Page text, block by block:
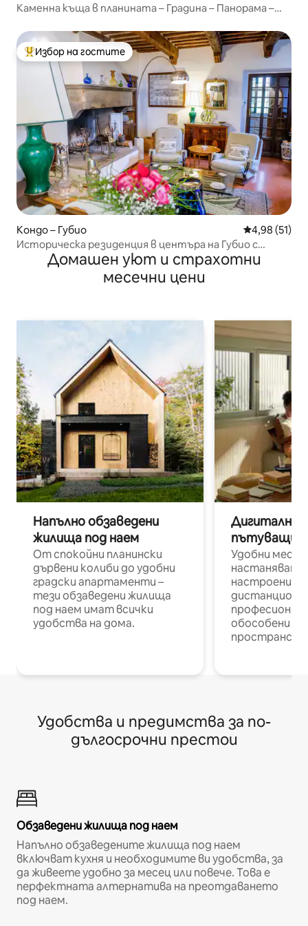
Каменна къща в планината – Градина – Панорама –
Най-популярен избор на гостите
Избор на гостите
Кондо – Губио Средна
4,98 (51)
Историческа резиденция в центъра на Губио с
изглед към хълмовете
Домашен уют и страхотни
месечни цени
Напълно обзаведени
жилища под наем
От спокойни планински
дървени колиби до удобни
градски апартаменти –
тези обзаведени жилища
под наем имат всички
удобства на дома.
Дигитални
пътуващи
Удобни
настаняване
настроени и
обособени
Удобства и предимства за по-
дългосрочни престои
Обзаведени жилища под наем
Напълно обзаведените жилища под наем
включват кухня и необходимите ви удобства, за
да живеете удобно за месец или повече. Това е
перфектната алтернатива на преотдаването
под наем.